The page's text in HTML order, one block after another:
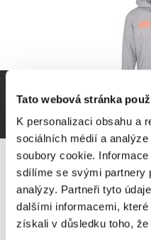
Tato webová stránka
K personalizaci obsahu a
sociálních médií a
soubory cookie.
sdílíme se svými partnery
analýzy. Partneři tyto
dalšími informacemi,
získali v důsledku toho,
Gorilla Sports Mikina s